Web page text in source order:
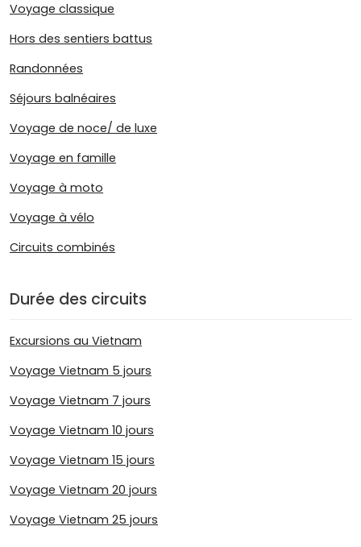
Voyage classique
Hors des sentiers battus
Randonnées
Séjours balnéaires
Voyage de noce/ de luxe
Voyage en famille
Voyage à moto
Voyage à vélo
Circuits combinés
Durée des circuits
Excursions au Vietnam
Voyage Vietnam 5 jours
Voyage Vietnam 7 jours
Voyage Vietnam 10 jours
Voyage Vietnam 15 jours
Voyage Vietnam 20 jours
Voyage Vietnam 25 jours